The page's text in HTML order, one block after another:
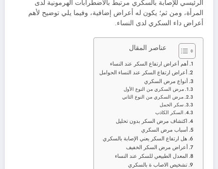
الرئيسي للإصابة بالسكري مرتبط بالاضطرابات الهرمونية لدى
المرأة، ومن ثم؛ يكون له أعراض إضافية، وفيما يلي توضيح لأهم
أعراض داء السكري لدى النساء.
عناصر المقال
أهم أعراض ارتفاع السكر عند النساء
أعراض ارتفاع السكر عند النساء الحوامل
أنواع مرض السكري
مرض السكري من النوع الأول
مرض السكري من النوع الثاني
سكر الحمل
السكر الكاذب
اكتشاف مرض السكر بدون تحليل
أسباب مرض السكري
هل ارتفاع السكر يعني الإصابة بالسكري
أعراض مرض السكر الخفيف
المعدل الطبيعي للسكر عند النساء
تشخيص الاصاب ة بالسكري